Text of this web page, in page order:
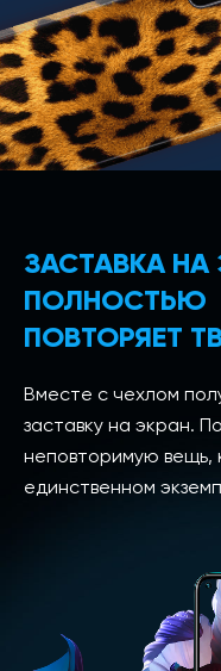
ЗАСТАВКА НА
ПОЛНОСТЬЮ
ПОВТОРЯЕТ
Вместе с чехлом
заставку на экран.
неповторимую вещь,
единственном